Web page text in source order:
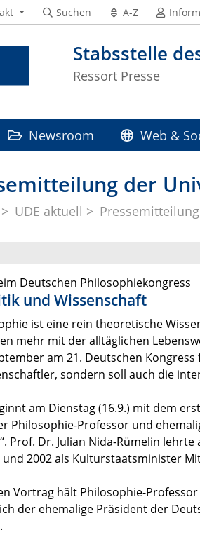
Stabsstelle
Ressort Presse
Suchen A-Z
Newsroom Web &
der
UDE aktuell
Deutschen Philosophiekongress
und Wissenschaft
ist eine rein theoretische
mehr mit der alltäglichen
am 21. Deutschen
sondern soll auch die
am Dienstag (16.9.) mit dem
Philosophie-Professor und
Prof. Dr. Julian Nida-Rümelin
und 2002 als Kulturstaatsminister
Vortrag hält Philosophie-
der ehemalige Präsident der